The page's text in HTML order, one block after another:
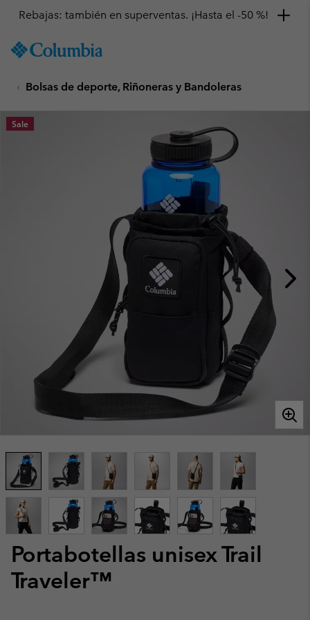
TO
SKIP
MAIN
NAV
Rebajas: también en superventas. ¡Hasta el -50 %!
Bolsas de deporte, Riñoneras y Bandoleras
Portabotellas unisex Trail
Traveler™
Sale